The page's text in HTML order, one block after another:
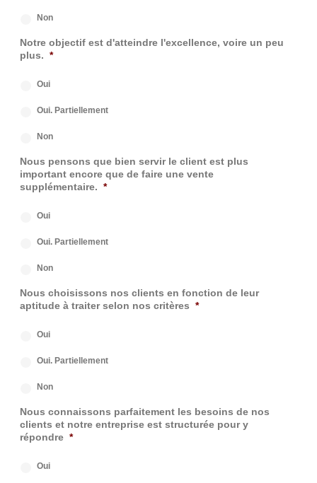
Non
Notre objectif est d'atteindre l'excellence, voire un peu
plus. *
Oui
Oui. Partiellement
Non
Nous pensons que bien servir le client est plus
important encore que de faire une vente
supplémentaire. *
Oui
Oui. Partiellement
Non
Nous choisissons nos clients en fonction de leur
aptitude à traiter selon nos critères *
Oui
Oui. Partiellement
Non
Nous connaissons parfaitement les besoins de nos
clients et notre entreprise est structurée pour y
répondre *
Oui